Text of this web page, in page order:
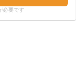
必要です